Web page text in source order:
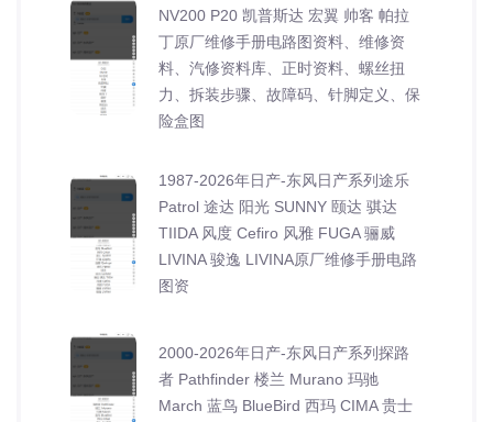
NV200 P20 凯普斯达 宏翼 帅客 帕拉
丁原厂维修手册电路图资料、维修资
料、汽修资料库、正时资料、螺丝扭
力、拆装步骤、故障码、针脚定义、保
险盒图
1987-2026年日产-东风日产系列途乐
Patrol 途达 阳光 SUNNY 颐达 骐达
TIIDA 风度 Cefiro 风雅 FUGA 骊威
LIVINA 骏逸 LIVINA原厂维修手册电路
图资
2000-2026年日产-东风日产系列探路
者 Pathfinder 楼兰 Murano 玛驰
March 蓝鸟 BlueBird 西玛 CIMA 贵士